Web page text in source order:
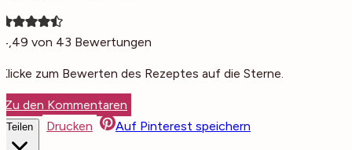
4,49 von 43 Bewertungen
Klicke zum Bewerten des Rezeptes auf die Sterne.
Zu den Kommentaren
Teilen Drucken Auf Pinterest speichern